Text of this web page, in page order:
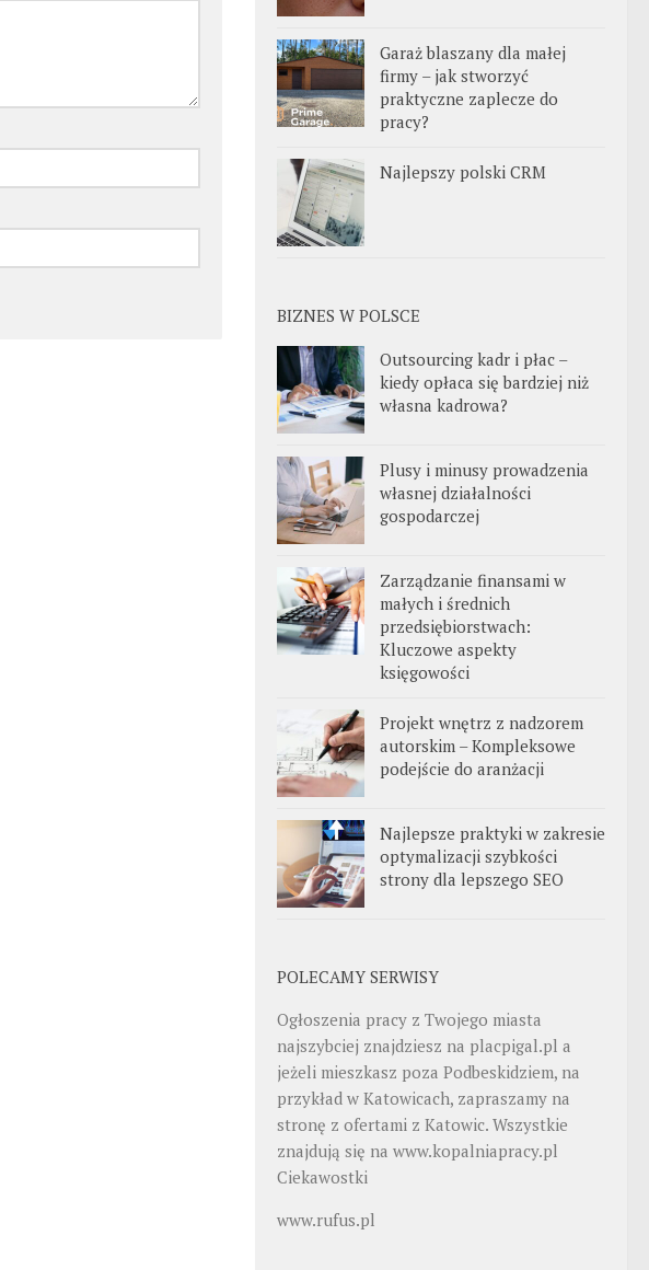
Garaż blaszany dla małej
firmy – jak stworzyć
praktyczne zaplecze do
pracy?
Najlepszy polski CRM
BIZNES W POLSCE
Outsourcing kadr i płac –
kiedy opłaca się bardziej niż
własna kadrowa?
Plusy i minusy prowadzenia
własnej działalności
gospodarczej
Zarządzanie finansami w
małych i średnich
przedsiębiorstwach:
Kluczowe aspekty
księgowości
Projekt wnętrz z nadzorem
autorskim – Kompleksowe
podejście do aranżacji
Najlepsze praktyki w zakresie
optymalizacji szybkości
strony dla lepszego SEO
POLECAMY SERWISY
Ogłoszenia pracy z Twojego miasta
najszybciej znajdziesz na placpigal.pl a
jeżeli mieszkasz poza Podbeskidziem, na
przykład w Katowicach, zapraszamy na
stronę z ofertami z Katowic. Wszystkie
znajdują się na www.kopalniapracy.pl
Ciekawostki
www.rufus.pl